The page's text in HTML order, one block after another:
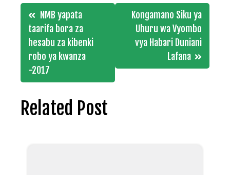
Post
navigation
NMB yapata
taarifa bora za
hesabu za kibenki
robo ya kwanza
-2017
Kongamano Siku ya
Uhuru wa Vyombo
vya Habari Duniani
Lafana
Related Post